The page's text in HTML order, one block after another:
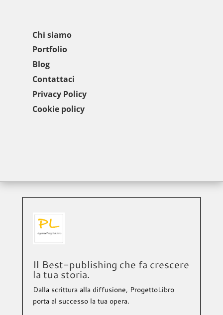
Chi siamo
Portfolio
Blog
Contattaci
Privacy Policy
Cookie policy
Il Best-publishing che fa crescere
la tua storia.
Dalla scrittura alla diffusione, ProgettoLibro
porta al successo la tua opera.